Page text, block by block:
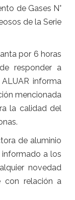
de Gases N°
de la Serie
por 6 horas
responder a
informa
mencionada
la calidad del
de aluminio
a los
novedad
con relación a